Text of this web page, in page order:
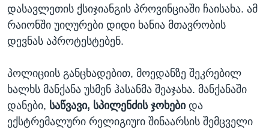
დასავლეთის ქსიჯიანგის პროვინციაში ჩაისახა. ამ
რაიონში უიღურები დიდი ხანია მთავრობის
დევნას აპროტესტებენ.
პოლიციის განცხადებით, მოედანზე შეკრებილ
ხალხს მანქანა უსმენ ჰასანმა შეაჯახა. მანქანაში
დანები, საწვავი, სპილენძის ჯოხებიდა
ექსტრემალური რელიგიუrი შინაარსის შემცველი